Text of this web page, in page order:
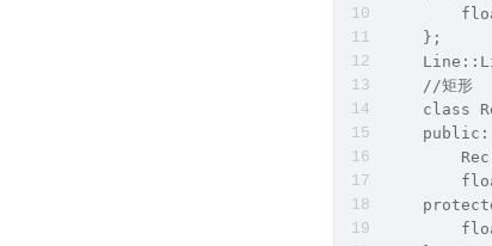
    };
    //矩形
class
    public: